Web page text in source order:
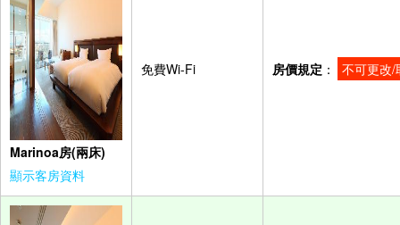
Marinoa房(兩床)
顯示客房資料
免費Wi-Fi 房價規定 ： 不可更改/